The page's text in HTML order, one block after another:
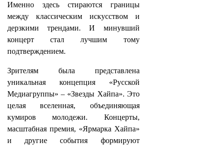
Именно здесь стираются границы
между классическим искусством и
дерзкими трендами. И минувший
концерт стал лучшим тому
подтверждением.
Зрителям была представлена
уникальная концепция «Русской
Медиагруппы» – «Звезды Хайпа». Это
целая вселенная, объединяющая
кумиров молодежи. Концерты,
масштабная премия, «Ярмарка Хайпа»
и другие события формируют